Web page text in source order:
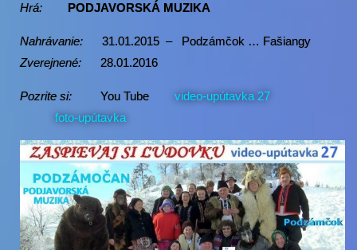
Hrá: PODJAVORSKÁ MUZIKA
Nahrávanie: 31.01.2015 – Podzámčok … Fašiangy
Zverejnené: 28.01.2016
Pozrite si: You Tube video-upútavka 27
foto-upútavka